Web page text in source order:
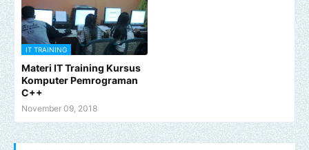
IT TRAINING
Materi IT Training Kursus
Komputer Pemrograman
C++
November 09, 2018